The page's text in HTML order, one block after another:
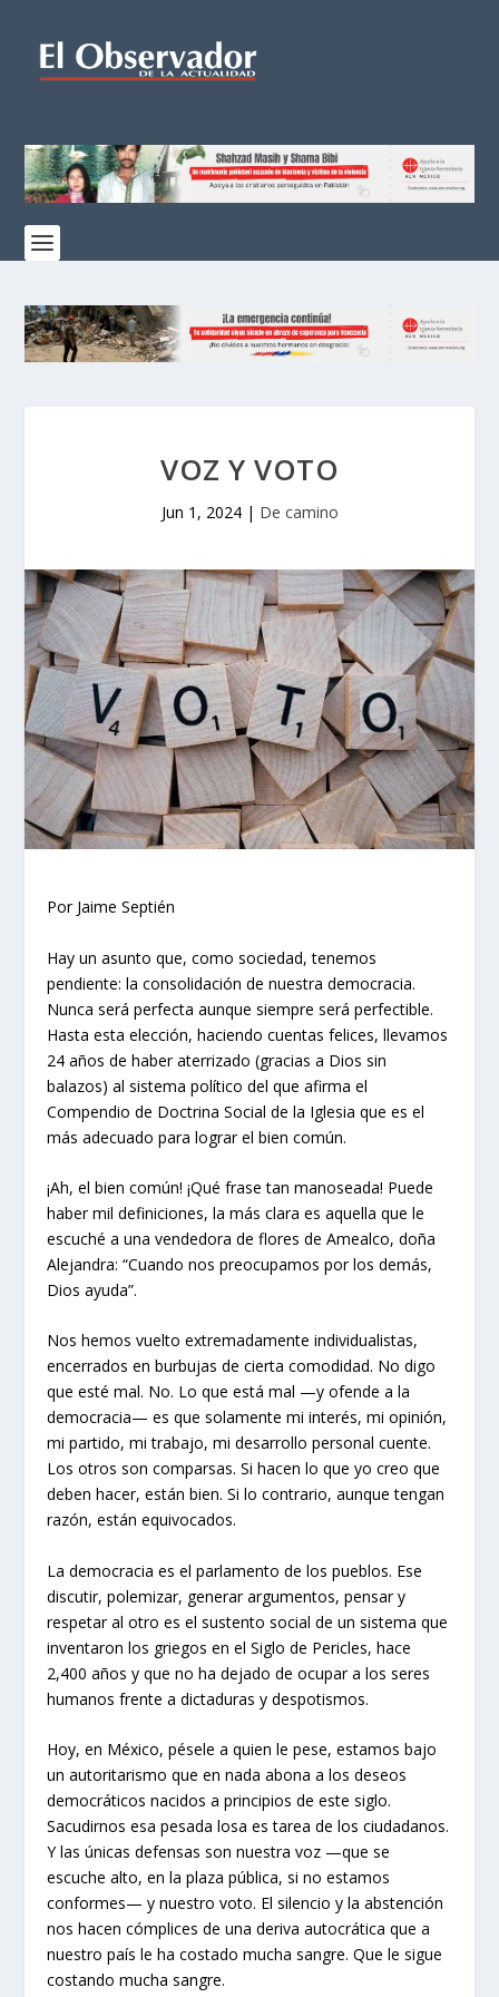
VOZ Y VOTO
Jun 1, 2024| De camino
Por Jaime Septién
Hay un asunto que, como sociedad, tenemos
pendiente: la consolidación de nuestra democracia.
Nunca será perfecta aunque siempre será perfectible.
Hasta esta elección, haciendo cuentas felices, llevamos
24 años de haber aterrizado (gracias a Dios sin
balazos) al sistema político del que afirma el
Compendio de Doctrina Social de la Iglesia que es el
más adecuado para lograr el bien común.
¡Ah, el bien común! ¡Qué frase tan manoseada! Puede
haber mil definiciones, la más clara es aquella que le
escuché a una vendedora de flores de Amealco, doña
Alejandra: “Cuando nos preocupamos por los demás,
Dios ayuda”.
Nos hemos vuelto extremadamente individualistas,
encerrados en burbujas de cierta comodidad. No digo
que esté mal. No. Lo que está mal —y ofende a la
democracia— es que solamente mi interés, mi opinión,
mi partido, mi trabajo, mi desarrollo personal cuente.
Los otros son comparsas. Si hacen lo que yo creo que
deben hacer, están bien. Si lo contrario, aunque tengan
razón, están equivocados.
La democracia es el parlamento de los pueblos. Ese
discutir, polemizar, generar argumentos, pensar y
respetar al otro es el sustento social de un sistema que
inventaron los griegos en el Siglo de Pericles, hace
2,400 años y que no ha dejado de ocupar a los seres
humanos frente a dictaduras y despotismos.
Hoy, en México, pésele a quien le pese, estamos bajo
un autoritarismo que en nada abona a los deseos
democráticos nacidos a principios de este siglo.
Sacudirnos esa pesada losa es tarea de los ciudadanos.
Y las únicas defensas son nuestra voz —que se
escuche alto, en la plaza pública, si no estamos
conformes— y nuestro voto. El silencio y la abstención
nos hacen cómplices de una deriva autocrática que a
nuestro país le ha costado mucha sangre. Que le sigue
costando mucha sangre.